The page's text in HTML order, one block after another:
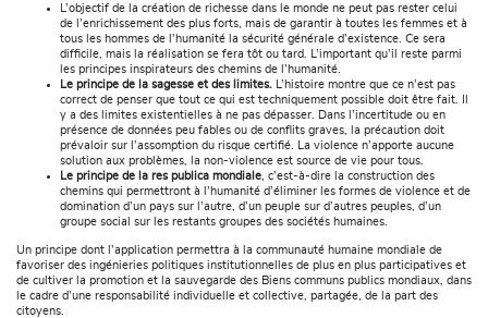
L’objectif de la création de richesse dans le monde ne peut pas rester celui
de l’enrichissement des plus forts, mais de garantir à toutes les femmes et à
tous les hommes de l’humanité la sécurité générale d’existence. Ce sera
difficile, mais la réalisation se fera tôt ou tard. L’important qu’il reste parmi
les principes inspirateurs des chemins de l’humanité.
Le principe de la sagesse et des limites. L’histoire montre que ce n’est pas
correct de penser que tout ce qui est techniquement possible doit être fait. Il
y a des limites existentielles à ne pas dépasser. Dans l’incertitude ou en
présence de données peu fables ou de conflits graves, la précaution doit
prévaloir sur l’assomption du risque certifié. La violence n’apporte aucune
solution aux problèmes, la non-violence est source de vie pour tous.
Le principe de la res publica mondiale , c’est-à-dire la construction des
chemins qui permettront à l’humanité d’éliminer les formes de violence et de
domination d’un pays sur l’autre, d’un peuple sur d’autres peuples, d’un
groupe social sur les restants groupes des sociétés humaines.
Un principe dont l’application permettra à la communauté humaine mondiale de
favoriser des ingénieries politiques institutionnelles de plus en plus participatives et
de cultiver la promotion et la sauvegarde des Biens communs publics mondiaux, dans
le cadre d’une responsabilité individuelle et collective, partagée, de la part des
citoyens.